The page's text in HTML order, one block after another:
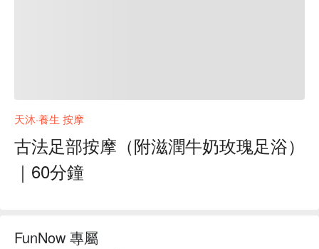
天沐·養生 按摩
古法足部按摩（附滋潤牛奶玫瑰足浴）
｜60分鐘
FunNow 專屬